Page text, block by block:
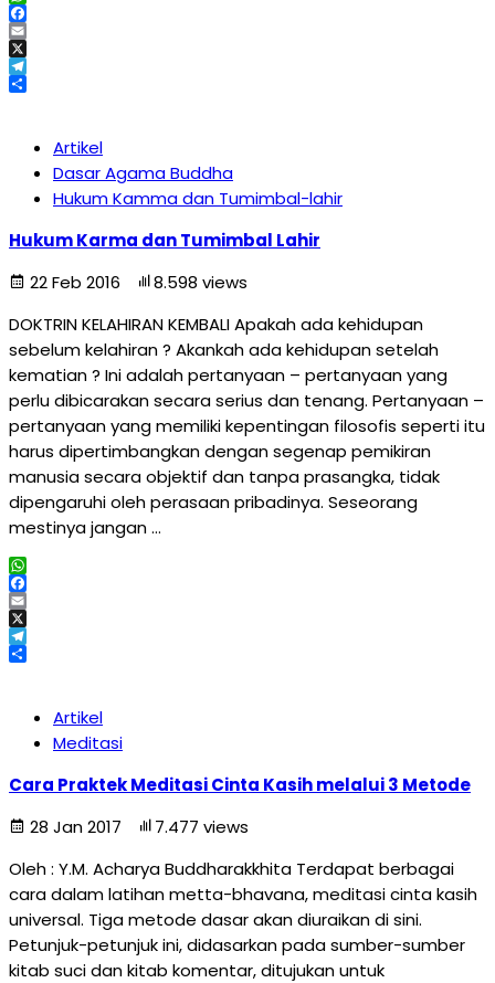
WhatsApp
Facebook
Email
X
Telegram
Artikel
Dasar Agama Buddha
Hukum Kamma dan Tumimbal-lahir
Hukum Karma dan Tumimbal Lahir
22 Feb 2016
8.598 views
DOKTRIN KELAHIRAN KEMBALI Apakah ada kehidupan
sebelum kelahiran ? Akankah ada kehidupan setelah
kematian ? Ini adalah pertanyaan – pertanyaan yang
perlu dibicarakan secara serius dan tenang. Pertanyaan –
pertanyaan yang memiliki kepentingan filosofis seperti itu
harus dipertimbangkan dengan segenap pemikiran
manusia secara objektif dan tanpa prasangka, tidak
dipengaruhi oleh perasaan pribadinya. Seseorang
mestinya jangan …
WhatsApp
Facebook
Email
X
Telegram
Artikel
Meditasi
Cara Praktek Meditasi Cinta Kasih melalui 3 Metode
28 Jan 2017
7.477 views
Oleh : Y.M. Acharya Buddharakkhita Terdapat berbagai
cara dalam latihan metta-bhavana, meditasi cinta kasih
universal. Tiga metode dasar akan diuraikan di sini.
Petunjuk-petunjuk ini, didasarkan pada sumber-sumber
kitab suci dan kitab komentar, ditujukan untuk